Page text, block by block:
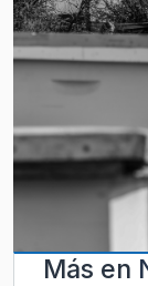
Más en